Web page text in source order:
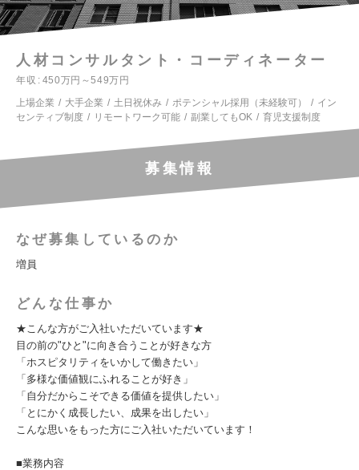
人材コンサルタント・コーディネーター
年収
450万円～549万円
上場企業
大手企業 土日祝休み ポテンシャル採用（未経験可）
イン
センティブ制度
リモートワーク可能 副業してもOK 育児支援制度
募集情報
なぜ募集しているのか
増員
どんな仕事か
★こんな方がご入社いただいています★
目の前の"ひと"に向き合うことが好きな方
「ホスピタリティをいかして働きたい」
「多様な価値観にふれることが好き」
「自分だからこそできる価値を提供したい」
「とにかく成長したい、成果を出したい」
こんな思いをもった方にご入社いただいています！
■業務内容